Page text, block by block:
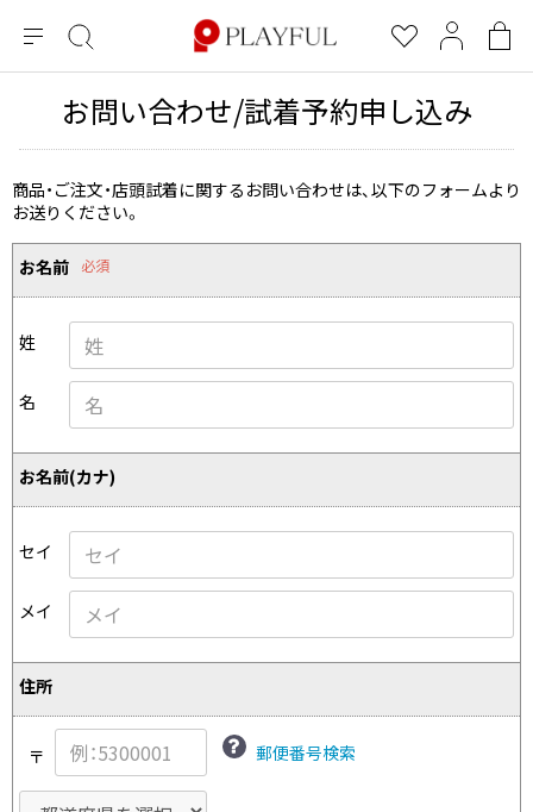
メ
ニ
絞
り
込
み
検
索
お
気
に
入
り
マ
イ
ペ
ー
ジ
シ
ョ
ン
バ
×
すべての新着アイテムを表示
ブランド
コムデギャルソン
ジュンヤワタナベ
ヨウジヤマモト
ワイスリー
リミフゥ
イッセイミヤケ
プリーツプリーズ
ジャンポールゴルチエ
ヴィヴィアンウエストウッド
メゾン マルジェラ
レディース
INDEX ブランドA-Z more brands
BLACK COMME des GARCONS
ブラックコムデギャルソン
コムデギャルソン コムデギャルソン
コムデギャルソンオム
COMME des GARCONS HOMME DEUX
コムデギャルソン オムドゥ
COMME des GARCONS SHIRT
robe de chambre COMME des GARCONS
トリコ コムデギャルソン
JUNYA WATANABE
トップス
長袖ブラウス・シャツ
半袖ブラウス・シャツ
カーディガン
パーカー・スウェット
ワンピース
ベスト・ボレロ
Tシャツ・カットソー
ノースリーブ
ボトムス
スカート
ハーフパンツ・キュロット
トップス
長袖シャツ
半袖シャツ
ニット
パーカー・スウェット
カットソー
Tシャツ・ポロシャツ
ノースリーブ
ボトムス
ウールパンツ
サルエルパンツ
すべてのSALEアイテムを表示
レディース
トップス
ボトムス
アウター
アクセサリー
メンズ
トップス
ボトムス
アウター
アクセサリー
2026.07.29
Sunglass
お問い合わせ/試着予約申し込み
商品・ご注文・店頭試着に関するお問い合わせは、以下のフォームより
お送りください。
お名前 必須
姓
名
お名前(カナ)
セイ
メイ
住所
〒 郵便番号検索